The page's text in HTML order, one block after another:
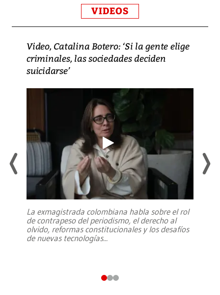
VIDEOS
Video, Catalina Botero: ‘Si la gente elige
criminales, las sociedades deciden
suicidarse’
La exmagistrada colombiana habla sobre el rol
de contrapeso del periodismo, el derecho al
olvido, reformas constitucionales y los desafíos
de nuevas tecnologías...